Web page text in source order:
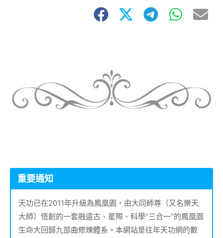
重要通知
天功已在2011年升級為鳳凰園，由大同師尊（又名樂天
大師）悟創的一套融遠古、星際、科學“三合一”的鳳凰園
生命大回歸九部曲修煉體系。本網站是往年天功網的數